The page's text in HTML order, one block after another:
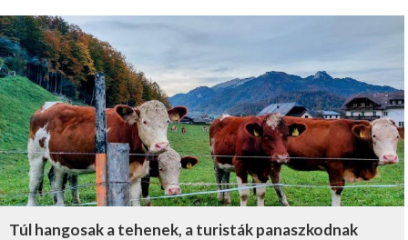
Túl hangosak a tehenek, a turisták panaszkodnak